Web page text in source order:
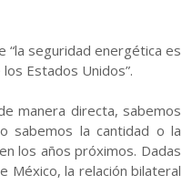
“la seguridad energética es
Estados Unidos”.
manera directa, sabemos
sabemos la cantidad o la
los años próximos. Dadas
México, la relación bilateral